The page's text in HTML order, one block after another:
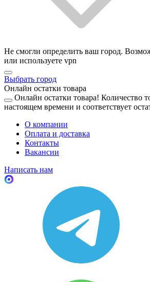
Не смогли определить ваш город.
или используете vpn
Выбрать город
Онлайн остатки товара
Онлайн остатки товара! Количество
настоящем времени и соответствует
О компании
Оплата и доставка
Контакты
Вакансии
Написать нам